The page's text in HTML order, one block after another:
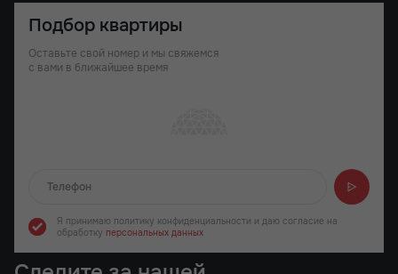
Подбор квартиры
Оставьте свой номер и мы свяжемся
с вами в ближайшее время
Я принимаю политику конфиденциальности и даю согласие на
обработку персональных данных